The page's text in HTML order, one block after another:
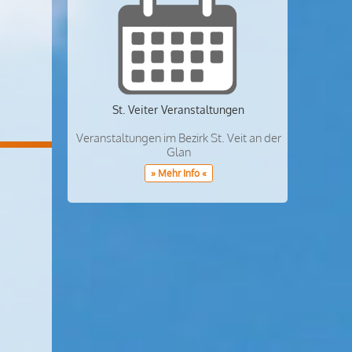
St. Veiter Veranstaltungen
Veranstaltungen im Bezirk St. Veit an der
Glan
» Mehr Info «